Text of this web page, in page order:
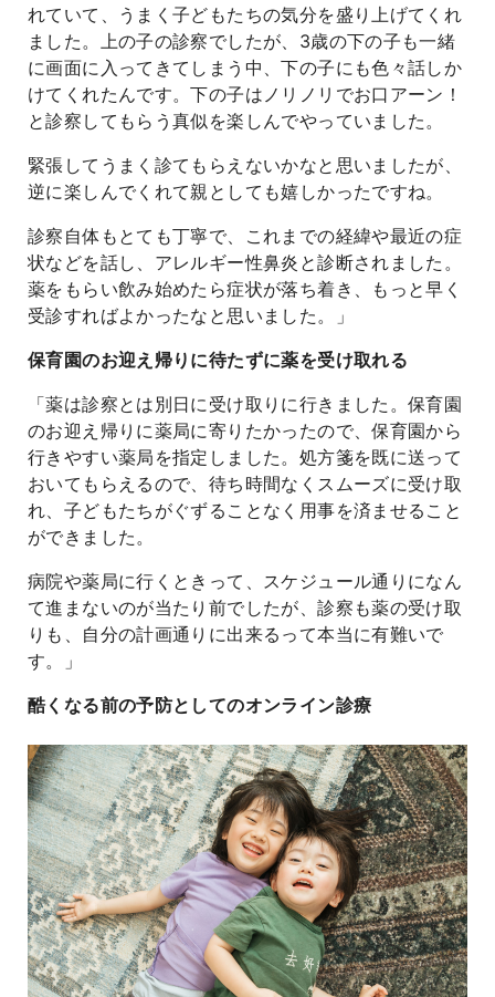
れていて、うまく子どもたちの気分を盛り上げてくれ
ました。上の子の診察でしたが、3歳の下の子も一緒
に画面に入ってきてしまう中、下の子にも色々話しか
けてくれたんです。下の子はノリノリでお口アーン！
と診察してもらう真似を楽しんでやっていました。
緊張してうまく診てもらえないかなと思いましたが、
逆に楽しんでくれて親としても嬉しかったですね。
診察自体もとても丁寧で、これまでの経緯や最近の症
状などを話し、アレルギー性鼻炎と診断されました。
薬をもらい飲み始めたら症状が落ち着き、もっと早く
受診すればよかったなと思いました。」
保育園のお迎え帰りに待たずに薬を受け取れる
「薬は診察とは別日に受け取りに行きました。保育園
のお迎え帰りに薬局に寄りたかったので、保育園から
行きやすい薬局を指定しました。処方箋を既に送って
おいてもらえるので、待ち時間なくスムーズに受け取
れ、子どもたちがぐずることなく用事を済ませること
ができました。
病院や薬局に行くときって、スケジュール通りになん
て進まないのが当たり前でしたが、診察も薬の受け取
りも、自分の計画通りに出来るって本当に有難いで
す。」
酷くなる前の予防としてのオンライン診療